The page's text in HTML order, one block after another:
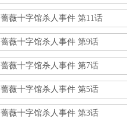
蔷薇十字馆杀人事件 第11话
蔷薇十字馆杀人事件 第9话
蔷薇十字馆杀人事件 第7话
蔷薇十字馆杀人事件 第5话
蔷薇十字馆杀人事件 第3话